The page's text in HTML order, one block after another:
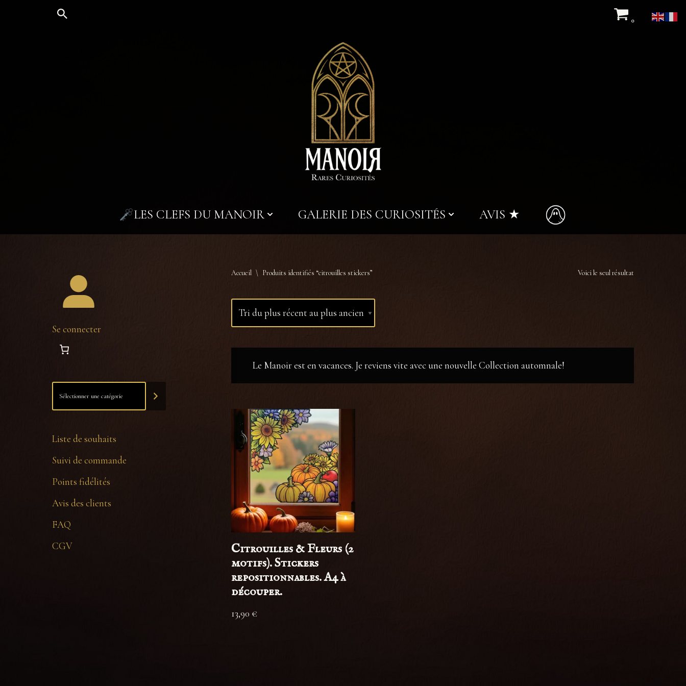
0
LES CLEFS DU MANOIR GALERIE DES CURIOSITÉS AVIS ★
Se connecter
Liste de souhaits
Suivi de commande
Points fidélités
Avis des clients
FAQ
CGV
Accueil \ Produits identifiés “citrouilles stickers” Voici le seul résultat
Le Manoir est en vacances. Je reviens vite avec une nouvelle Collection automnale!
Citrouilles & Fleurs (2
motifs). Stickers
repositionnables. A4 à
découper.
13,90 €